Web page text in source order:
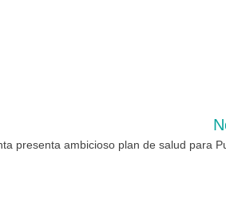
presenta ambicioso plan de salud para